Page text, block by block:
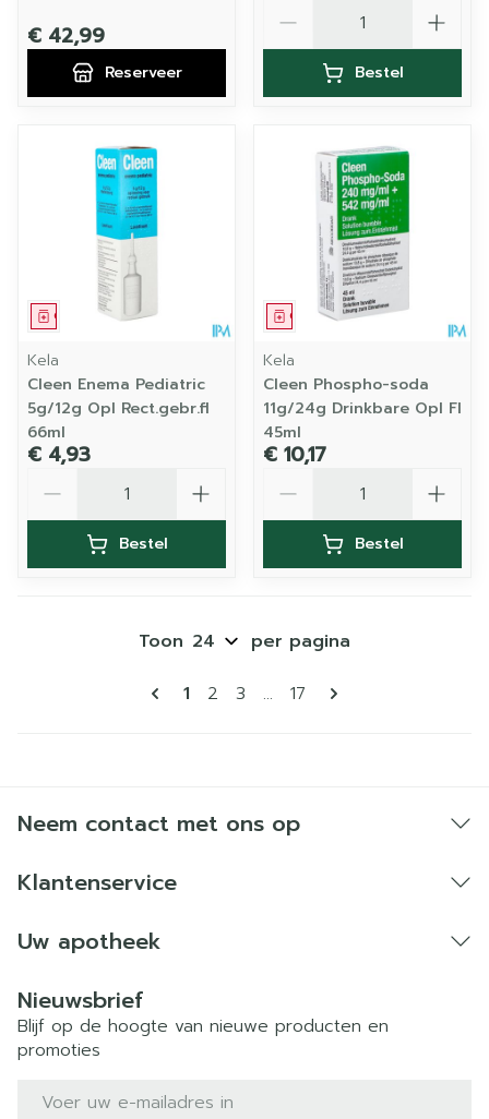
€ 42,99
Reserveer Bestel
Geneesmiddel
Kela
Cleen Enema Pediatric
5g/12g Opl Rect.gebr.fl
66ml
€ 4,93
Bestel
Geneesmiddel
Kela
Cleen Phospho-soda
11g/24g Drinkbare Opl Fl
45ml
€ 10,17
Bestel
Pagina's
U lees momenteel pagina
1 Pagina
2 Pagina
3 ... Pagina
17
Toon per pagina
Neem contact met ons op
Klantenservice
Uw apotheek
Nieuwsbrief
Blijf op de hoogte van nieuwe producten en
promoties
E-mail adres